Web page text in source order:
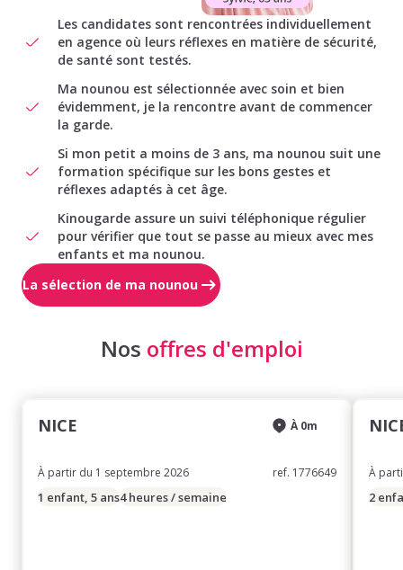
Les candidates sont rencontrées individuellement
en agence où leurs réflexes en matière de sécurité,
de santé sont testés.
Ma nounou est sélectionnée avec soin et bien
évidemment, je la rencontre avant de commencer
la garde.
Si mon petit a moins de 3 ans, ma nounou suit une
formation spécifique sur les bons gestes et
réflexes adaptés à cet âge.
Kinougarde assure un suivi téléphonique régulier
pour vérifier que tout se passe au mieux avec mes
enfants et ma nounou.
La sélection de ma nounou
Nos offres d'emploi
NICE
À partir du 1 septembre 2026
À 0m
ref. 1776649
1 enfant, 5 ans4 heures / semaine
À
2